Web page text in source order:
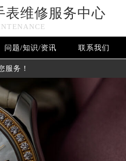
表维修服务中心
问题/知识/资讯 联系我们
服务！